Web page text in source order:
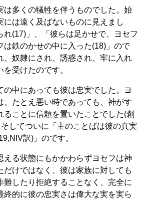
は多くの犠牲を伴うものでした。始
には遠く及ばないものに見えまし
れ(17)」、「彼らは足かせで、ヨセフ
は鉄のかせの中に入った(18)」ので
、奴隷にされ、誘惑され、牢に入れ
受けたのです。
の中にあっても彼は忠実でした。ヨ
、たとえ悪い時であっても、神がす
ることに信頼を置いたことでした(創
してついに「主のことばは彼の真実
訳)」のです。
える状態にもかかわらずヨセフは神
だけではなく、彼は家族に対しても
難したり拒絶することなく、完全に
終的に彼の忠実さは偉大な実を実ら